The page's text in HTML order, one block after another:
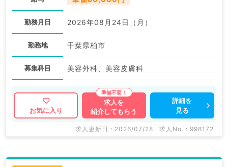
勤務月日 2026年08月24日（月）
勤務地 千葉県柏市
募集科目 美容外科、美容皮膚科
お気に入り
求人を
紹介してもらう
詳細を
見る
求人更新日 : 2026/07/28 求人No. : 998172